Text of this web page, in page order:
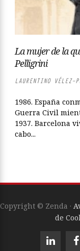
La mujer de la
Pelligrini
LAURENTINO VÉLEZ-
1986. España
Guerra Civil
1937. Barcelona
cabo...
Copyright © Zenda ·
de